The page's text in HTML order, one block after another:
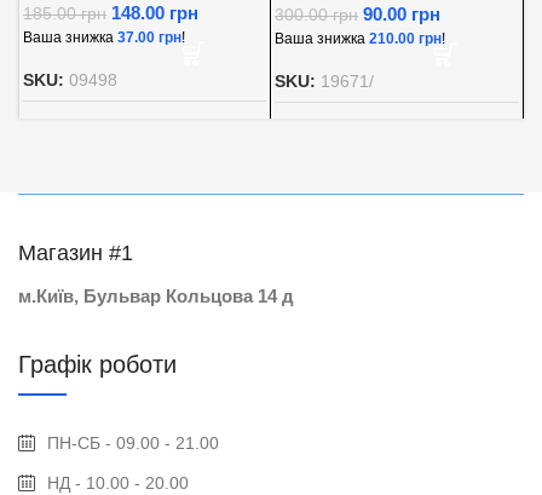
185.00грн 148.00 грн
Ваша знижка 37.00 грн!
SKU: 09498
300.00грн 90.00 грн
Ваша знижка 210.00 грн!
SKU: 19671/
Магазин #1
м.Київ, Бульвар Кольцова 14 д
Графік роботи
ПН-СБ - 09.00 - 21.00
НД - 10.00 - 20.00